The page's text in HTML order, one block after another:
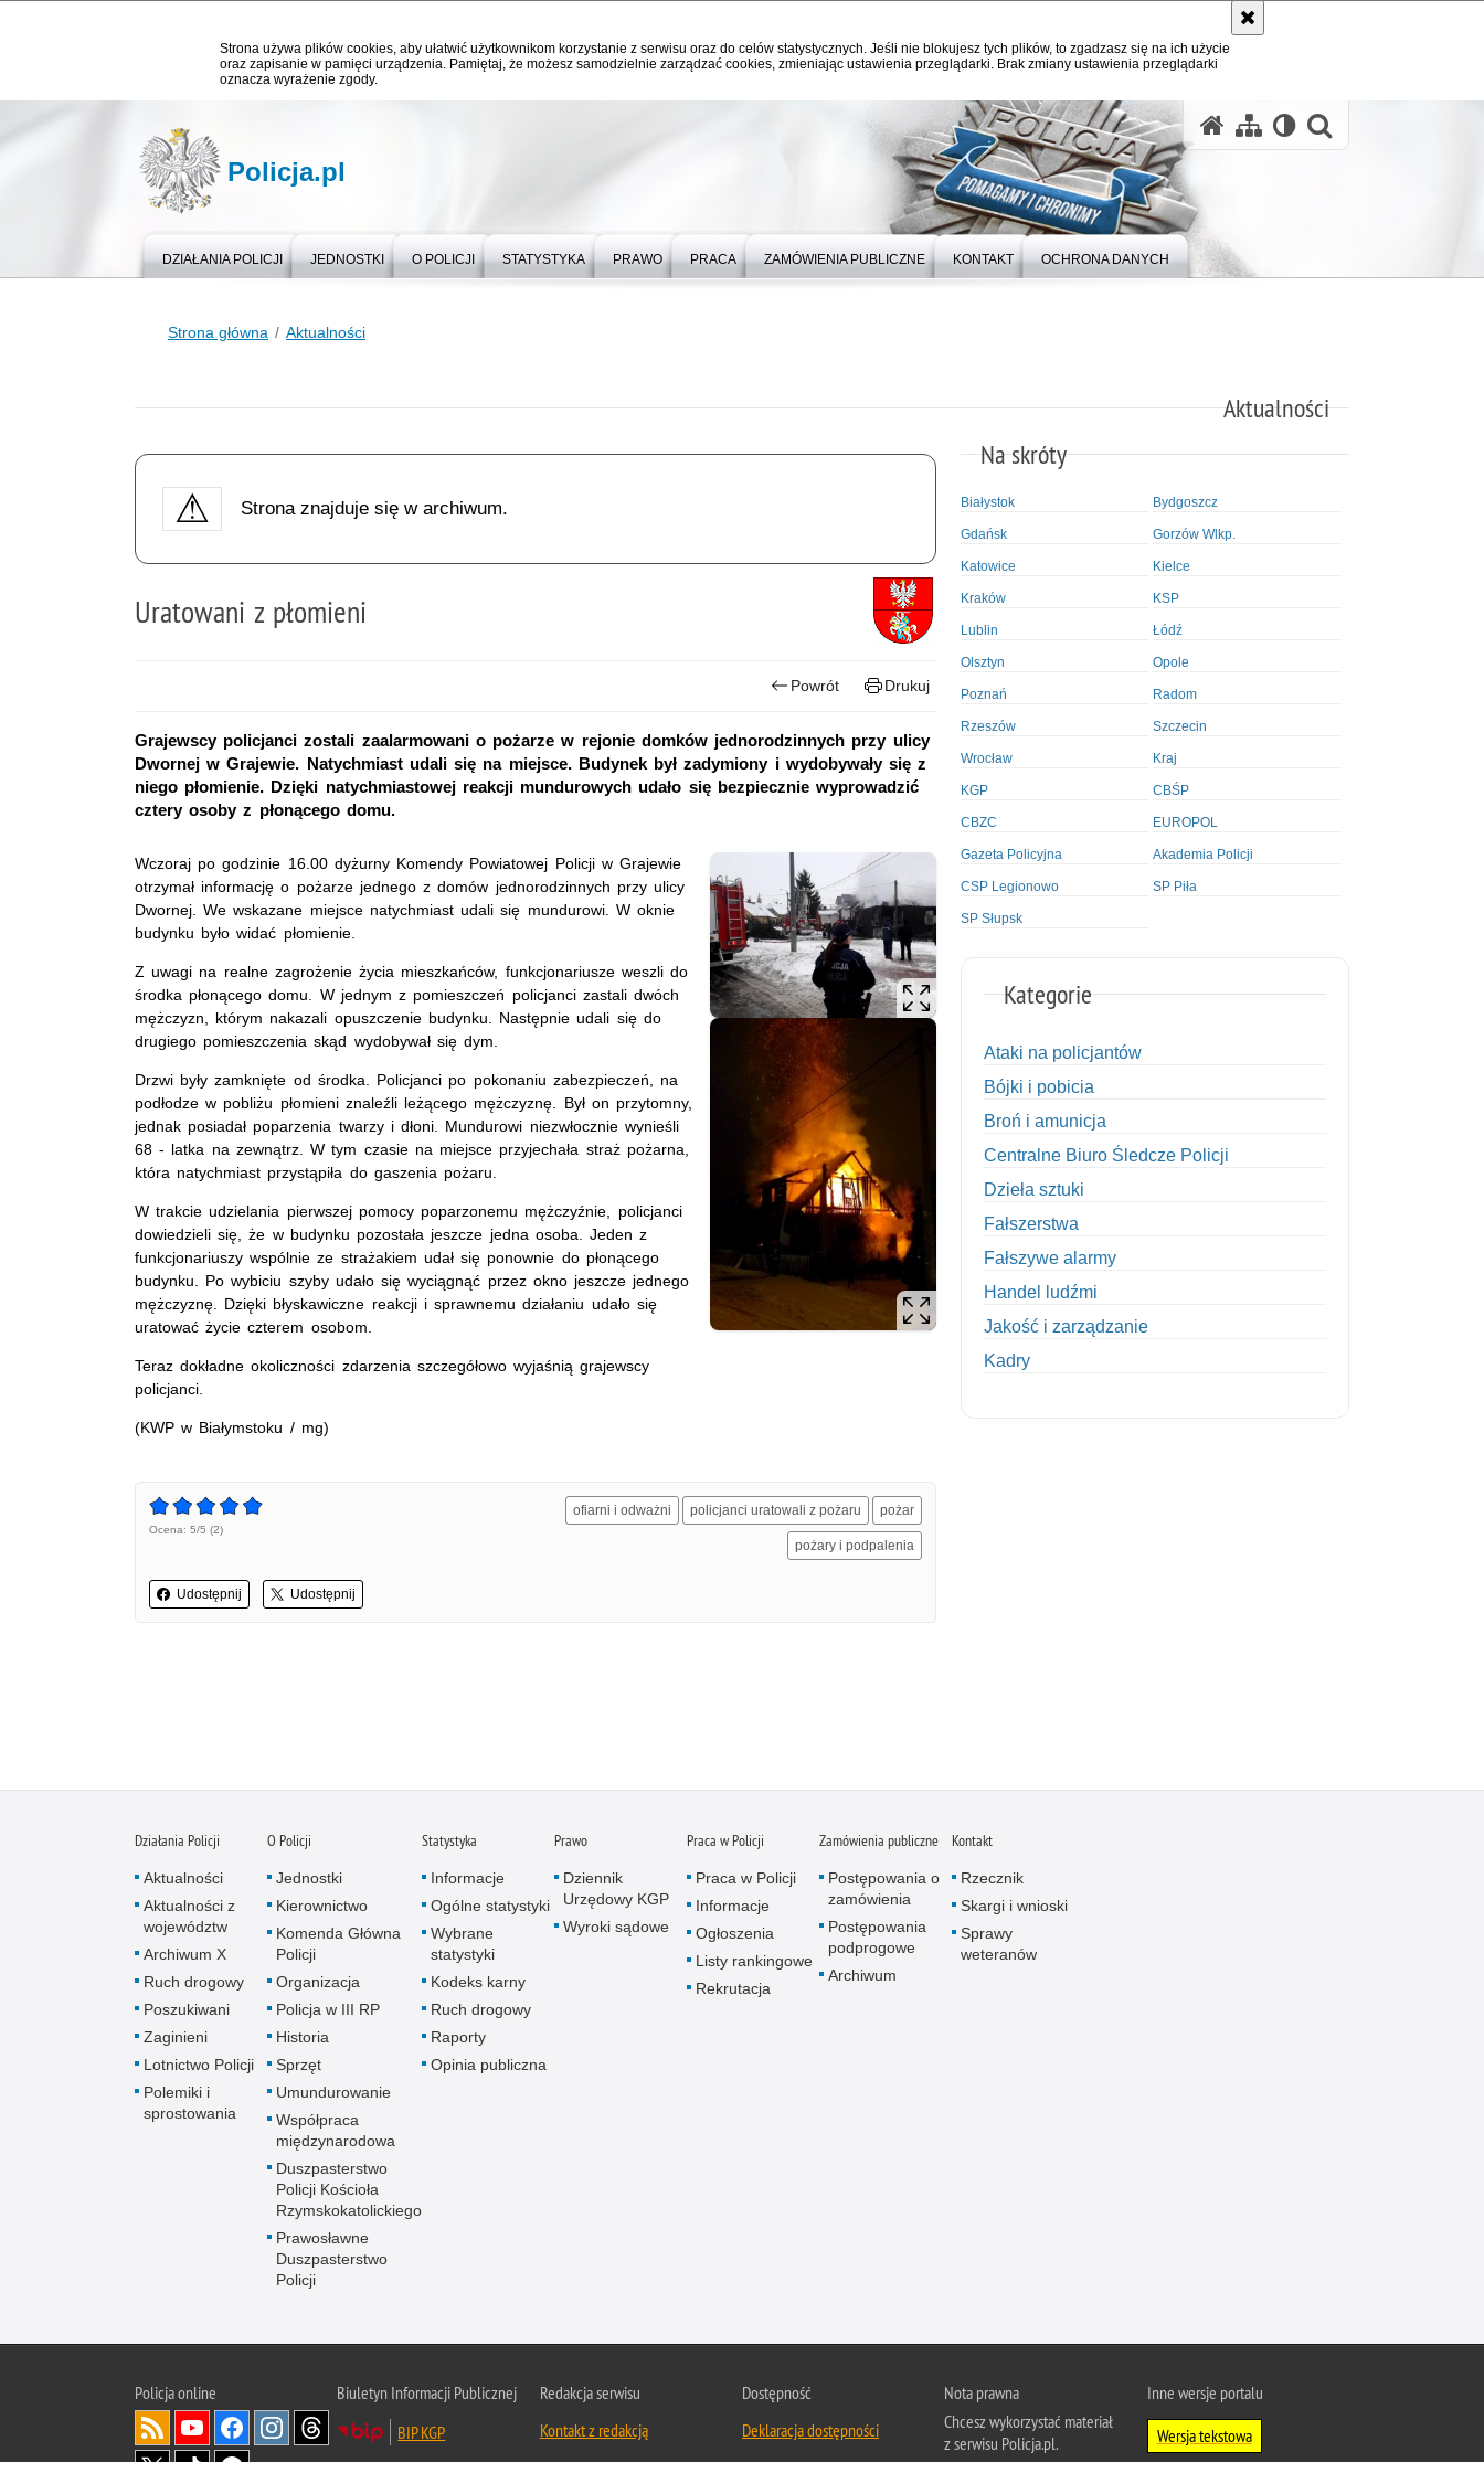
Strona używa plików cookies, aby ułatwić użytkownikom korzystanie z serwisu oraz do celów statystycznych. Jeśli nie blokujesz tych plików, to zgadzasz się na ich użycie
oraz zapisanie w pamięci urządzenia. Pamiętaj, że możesz samodzielnie zarządzać cookies, zmieniając ustawienia przeglądarki. Brak zmiany ustawienia przeglądarki
oznacza wyrażenie zgody.
Policja.pl
DZIAŁANIA POLICJI JEDNOSTKI O POLICJI STATYSTYKA PRAWO PRACA ZAMÓWIENIA PUBLICZNE KONTAKT OCHRONA DANYCH
Strona główna Aktualności
Aktualności
Strona znajduje się w archiwum.
Uratowani z płomieni
Powrót Drukuj
Grajewscy policjanci zostali zaalarmowani o pożarze w rejonie domków jednorodzinnych przy ulicy
Dwornej w Grajewie. Natychmiast udali się na miejsce. Budynek był zadymiony i wydobywały się z
niego płomienie. Dzięki natychmiastowej reakcji mundurowych udało się bezpiecznie wyprowadzić
cztery osoby z płonącego domu.
Wczoraj po godzinie 16.00 dyżurny Komendy Powiatowej Policji w Grajewie
otrzymał informację o pożarze jednego z domów jednorodzinnych przy ulicy
Dwornej. We wskazane miejsce natychmiast udali się mundurowi. W oknie
budynku było widać płomienie.
Z uwagi na realne zagrożenie życia mieszkańców, funkcjonariusze weszli do
środka płonącego domu. W jednym z pomieszczeń policjanci zastali dwóch
mężczyzn, którym nakazali opuszczenie budynku. Następnie udali się do
drugiego pomieszczenia skąd wydobywał się dym.
Drzwi były zamknięte od środka. Policjanci po pokonaniu zabezpieczeń, na
podłodze w pobliżu płomieni znaleźli leżącego mężczyznę. Był on przytomny,
jednak posiadał poparzenia twarzy i dłoni. Mundurowi niezwłocznie wynieśli
68 - latka na zewnątrz. W tym czasie na miejsce przyjechała straż pożarna,
która natychmiast przystąpiła do gaszenia pożaru.
W trakcie udzielania pierwszej pomocy poparzonemu mężczyźnie, policjanci
dowiedzieli się, że w budynku pozostała jeszcze jedna osoba. Jeden z
funkcjonariuszy wspólnie ze strażakiem udał się ponownie do płonącego
budynku. Po wybiciu szyby udało się wyciągnąć przez okno jeszcze jednego
mężczyznę. Dzięki błyskawiczne reakcji i sprawnemu działaniu udało się
uratować życie czterem osobom.
Teraz dokładne okoliczności zdarzenia szczegółowo wyjaśnią grajewscy
policjanci.
(KWP w Białymstoku / mg)
Ocena: 5/5 (2)
Udostępnij Udostępnij
ofiarni i odważni policjanci uratowali z pożaru pożar
pożary i podpalenia
Na skróty
Białystok Bydgoszcz
Gdańsk Gorzów Wlkp.
Katowice Kielce
Kraków KSP
Lublin Łódź
Olsztyn Opole
Poznań Radom
Rzeszów Szczecin
Wrocław Kraj
KGP CBŚP
CBZC EUROPOL
Gazeta Policyjna Akademia Policji
CSP Legionowo SP Piła
SP Słupsk
Kategorie
Ataki na policjantów
Bójki i pobicia
Broń i amunicja
Centralne Biuro Śledcze Policji
Dzieła sztuki
Fałszerstwa
Fałszywe alarmy
Handel ludźmi
Jakość i zarządzanie
Kadry
Nietrzeźwi opiekunowie
Nietrzeźwi pracownicy
Niszczenie mienia
Nowoczesne technologie w pracy Policji
Pożary i podpalenia
Pranie brudnych pieniędzy
Prawa człowieka
Działania Policji
Aktualności
Aktualności z
województw
Archiwum X
Ruch drogowy
Poszukiwani
Zaginieni
Lotnictwo Policji
Polemiki i
sprostowania
O Policji
Jednostki
Kierownictwo
Komenda Główna
Policji
Organizacja
Policja w III RP
Historia
Sprzęt
Umundurowanie
Współpraca
międzynarodowa
Duszpasterstwo
Policji Kościoła
Rzymskokatolickiego
Prawosławne
Duszpasterstwo
Policji
Statystyka
Informacje
Ogólne statystyki
Wybrane
statystyki
Kodeks karny
Ruch drogowy
Raporty
Opinia publiczna
Prawo
Dziennik
Urzędowy KGP
Wyroki sądowe
Praca w Policji
Praca w Policji
Informacje
Ogłoszenia
Listy rankingowe
Rekrutacja
Zamówienia publiczne
Postępowania o
zamówienia
Postępowania
podprogowe
Archiwum
Kontakt
Rzecznik
Skargi i wnioski
Sprawy
weteranów
Policjaonline
Biuletyn Informacji Publicznej
BIP KGP
Redakcja serwisu
Kontakt z redakcją
Dostępność
Deklaracja dostępności
Nota prawna
Chcesz wykorzystać materiał
z serwisu Policja.pl.
Inne wersje portalu
Wersja tekstowa